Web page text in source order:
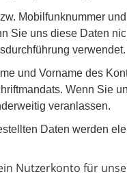
Mobilfunknummer
Sie uns diese Daten
verwendet.
und Vorname des
Wenn Sie
veranlassen.
Daten werden
Nutzerkonto für